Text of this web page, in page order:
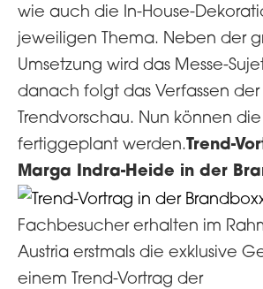
wie auch die In-House-
jeweiligen Thema. Neben der
Umsetzung wird das Messe-
danach folgt das Verfassen der
Trendvorschau. Nun können
fertiggeplant werden.Trend-
Marga Indra-Heide in der
Fachbesucher erhalten im
Austria erstmals die exklusive
einem Trend-Vortrag der